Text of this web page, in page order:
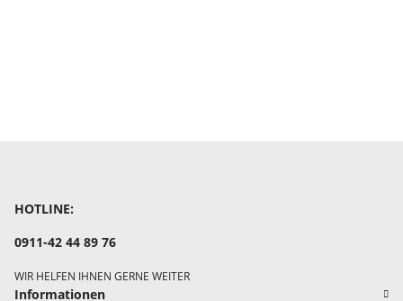
HOTLINE:
0911-42 44 89 76
WIR HELFEN IHNEN GERNE WEITER
Informationen